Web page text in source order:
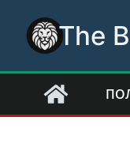
content
The